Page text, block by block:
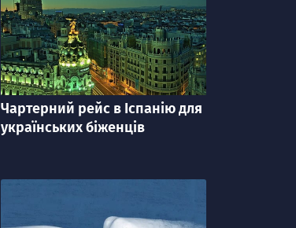
категорія
Чартерний рейс в Iспанію для
українських біженців